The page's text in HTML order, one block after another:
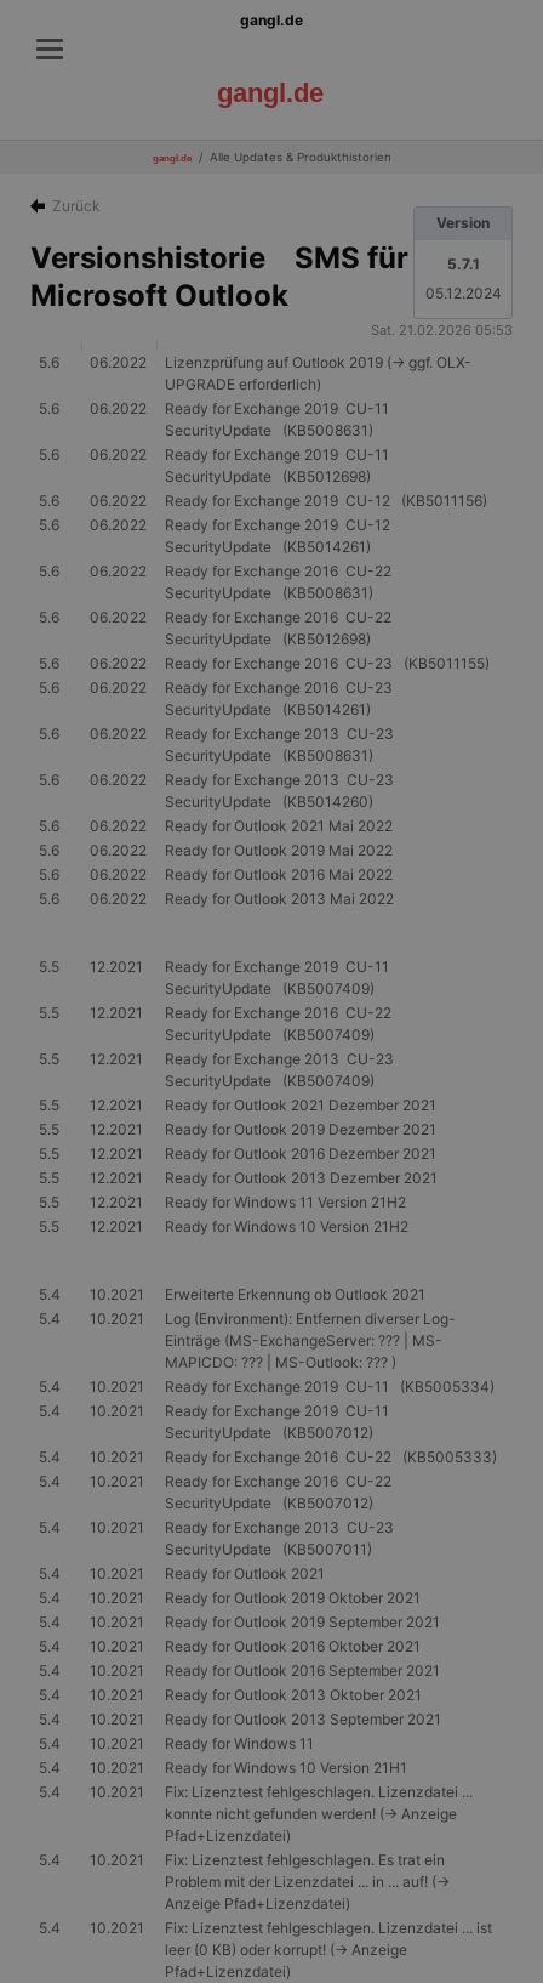
gangl.de
gangl.de
gangl.de Alle Updates & Produkthistorien
Zurück
Version
5.7.1
05.12.2024
Versionshistorie SMS für
Microsoft Outlook
Sat. 21.02.2026 05:53
5.6 06.2022
Lizenzprüfung auf Outlook 2019 (-> ggf. OLX-
UPGRADE erforderlich)
5.6
06.2022
Ready for Exchange 2019 CU-11
SecurityUpdate (KB5008631)
5.6
06.2022
Ready for Exchange 2019 CU-11
SecurityUpdate (KB5012698)
5.6
06.2022
Ready for Exchange 2019 CU-12 (KB5011156)
5.6
06.2022
Ready for Exchange 2019 CU-12
SecurityUpdate (KB5014261)
5.6
06.2022
Ready for Exchange 2016 CU-22
SecurityUpdate (KB5008631)
5.6
06.2022
Ready for Exchange 2016 CU-22
SecurityUpdate (KB5012698)
5.6
06.2022
Ready for Exchange 2016 CU-23 (KB5011155)
5.6
06.2022
Ready for Exchange 2016 CU-23
SecurityUpdate (KB5014261)
5.6
06.2022
Ready for Exchange 2013 CU-23
SecurityUpdate (KB5008631)
5.6
06.2022
Ready for Exchange 2013 CU-23
SecurityUpdate (KB5014260)
5.6
06.2022
Ready for Outlook 2021 Mai 2022
5.6
06.2022
Ready for Outlook 2019 Mai 2022
5.6
06.2022
Ready for Outlook 2016 Mai 2022
5.6
06.2022 Ready for Outlook 2013 Mai 2022
5.5 12.2021
Ready for Exchange 2019 CU-11
SecurityUpdate (KB5007409)
5.5
12.2021
Ready for Exchange 2016 CU-22
SecurityUpdate (KB5007409)
5.5
12.2021
Ready for Exchange 2013 CU-23
SecurityUpdate (KB5007409)
5.5
12.2021
Ready for Outlook 2021 Dezember 2021
5.5
12.2021
Ready for Outlook 2019 Dezember 2021
5.5
12.2021
Ready for Outlook 2016 Dezember 2021
5.5
12.2021
Ready for Outlook 2013 Dezember 2021
5.5
12.2021
Ready for Windows 11 Version 21H2
5.5
12.2021 Ready for Windows 10 Version 21H2
5.4 10.2021
Erweiterte Erkennung ob Outlook 2021
5.4
10.2021
Log (Environment): Entfernen diverser Log-
Einträge (MS-ExchangeServer: ??? | MS-
MAPICDO: ??? | MS-Outlook: ??? )
5.4
10.2021
Ready for Exchange 2019 CU-11 (KB5005334)
5.4
10.2021
Ready for Exchange 2019 CU-11
SecurityUpdate (KB5007012)
5.4
10.2021
Ready for Exchange 2016 CU-22 (KB5005333)
5.4
10.2021
Ready for Exchange 2016 CU-22
SecurityUpdate (KB5007012)
5.4
10.2021
Ready for Exchange 2013 CU-23
SecurityUpdate (KB5007011)
5.4
10.2021
Ready for Outlook 2021
5.4
10.2021
Ready for Outlook 2019 Oktober 2021
5.4
10.2021
Ready for Outlook 2019 September 2021
5.4
10.2021
Ready for Outlook 2016 Oktober 2021
5.4
10.2021
Ready for Outlook 2016 September 2021
5.4
10.2021
Ready for Outlook 2013 Oktober 2021
5.4
10.2021
Ready for Outlook 2013 September 2021
5.4
10.2021
Ready for Windows 11
5.4
10.2021
Ready for Windows 10 Version 21H1
5.4
10.2021
Fix: Lizenztest fehlgeschlagen. Lizenzdatei ...
konnte nicht gefunden werden! (-> Anzeige
Pfad+Lizenzdatei)
5.4
10.2021
Fix: Lizenztest fehlgeschlagen. Es trat ein
Problem mit der Lizenzdatei ... in ... auf! (->
Anzeige Pfad+Lizenzdatei)
5.4
10.2021
Fix: Lizenztest fehlgeschlagen. Lizenzdatei ... ist
leer (0 KB) oder korrupt! (-> Anzeige
Pfad+Lizenzdatei)